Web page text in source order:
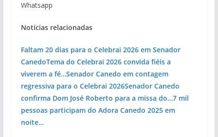
Whatsapp
Notícias relacionadas
Faltam 20 dias para o Celebrai 2026 em Senador
CanedoTema do Celebrai 2026 convida fiéis a
viverem a fé…Senador Canedo em contagem
regressiva para o Celebrai 2026Senador Canedo
confirma Dom José Roberto para a missa do…7 mil
pessoas participam do Adora Canedo 2025 em
noite…